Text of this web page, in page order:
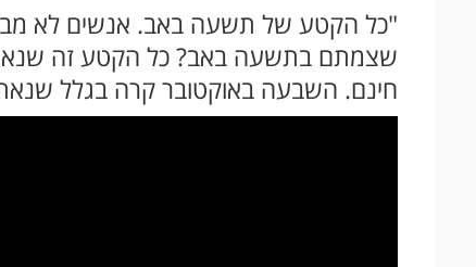
"כל הקטע של תשעה באב. אנשים לא
שצמתם בתשעה באב? כל הקטע זה
חינם. השבעה באוקטובר קרה בגלל